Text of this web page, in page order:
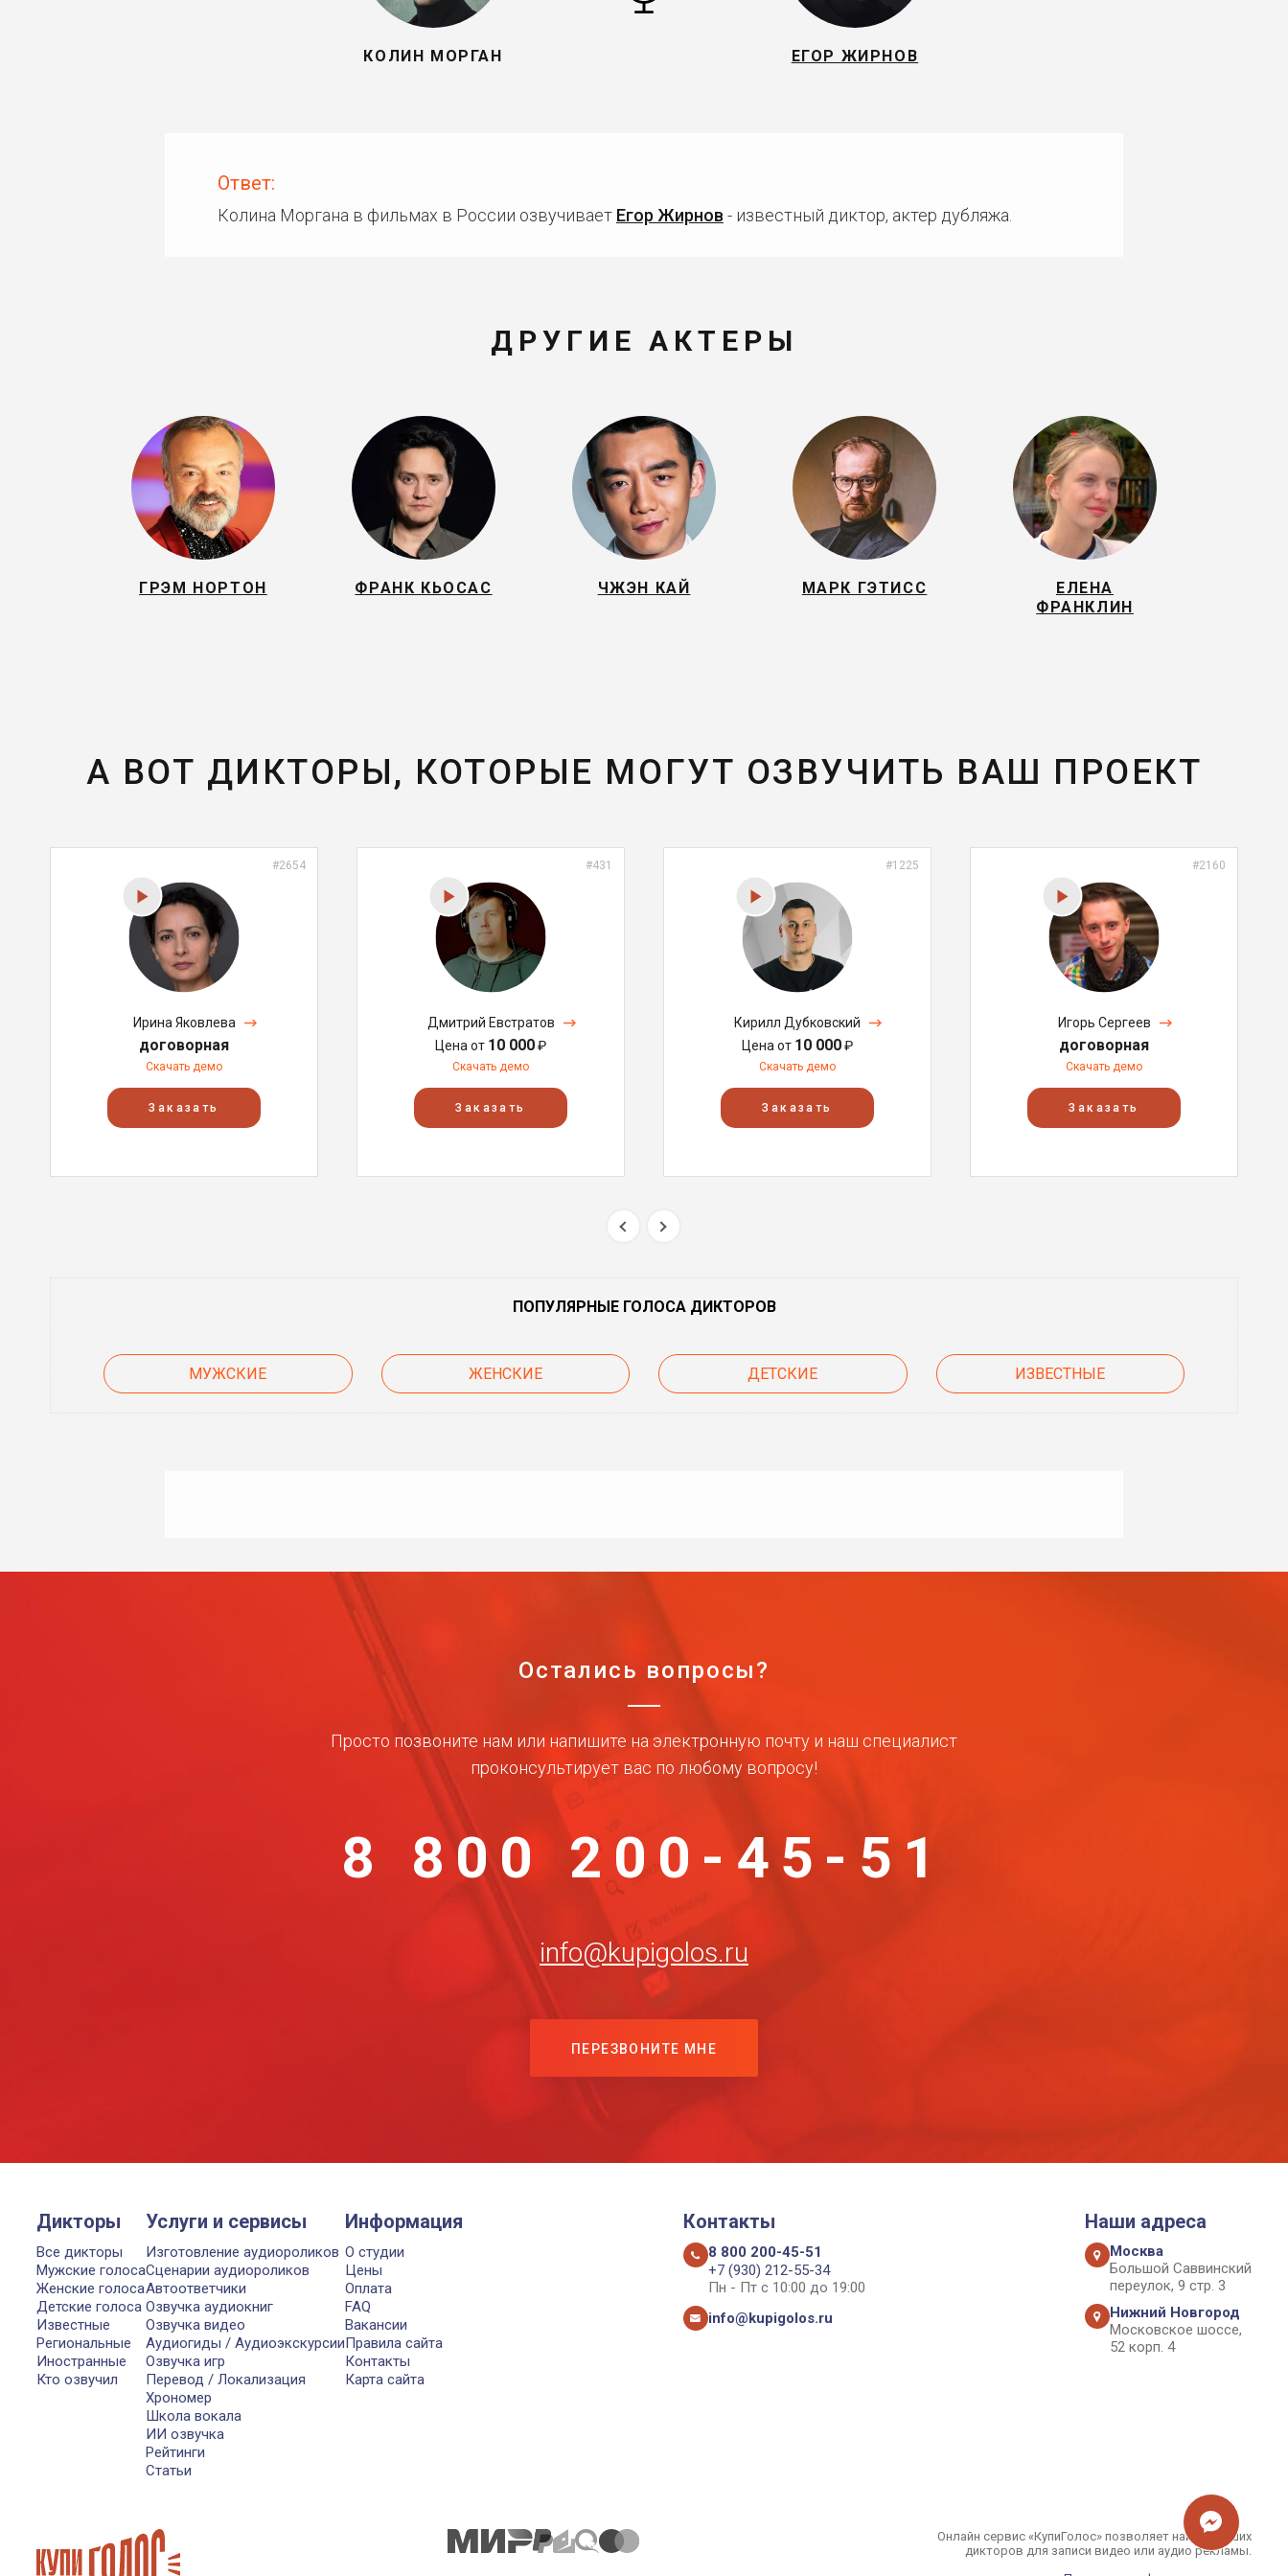
КОЛИН МОРГАН ЕГОР ЖИРНОВ
Ответ:
Колина Моргана в фильмах в России озвучивает Егор Жирнов - известный диктор, актер дубляжа.
ДРУГИЕ АКТЕРЫ
ГРЭМ НОРТОН ФРАНК КЬОСАС ЧЖЭН КАЙ МАРК ГЭТИСС
ЕЛЕНА
ФРАНКЛИН
А ВОТ ДИКТОРЫ, КОТОРЫЕ МОГУТ ОЗВУЧИТЬ ВАШ ПРОЕКТ
#2654
Ирина Яковлева
договорная
Скачать демо
Заказать
#431
Дмитрий Евстратов
Цена от 10 000₽
Скачать демо
Заказать
#1225
Кирилл Дубковский
Цена от 10 000₽
Скачать демо
Заказать
#2160
Игорь Сергеев
договорная
Скачать демо
Заказать
ПОПУЛЯРНЫЕ ГОЛОСА ДИКТОРОВ
МУЖСКИЕ ЖЕНСКИЕ ДЕТСКИЕ ИЗВЕСТНЫЕ
Остались вопросы?
Просто позвоните нам или напишите на электронную почту и наш специалист
проконсультирует вас по любому вопросу!
8 800 200-45-51
info@kupigolos.ru
ПЕРЕЗВОНИТЕ МНЕ
Дикторы
Все дикторы
Мужские голоса
Женские голоса
Детские голоса
Известные
Региональные
Иностранные
Кто озвучил
Услуги и сервисы
Изготовление аудиороликов
Сценарии аудиороликов
Автоответчики
Озвучка аудиокниг
Озвучка видео
Аудиогиды / Аудиоэкскурсии
Озвучка игр
Перевод / Локализация
Хрономер
Школа вокала
ИИ озвучка
Рейтинги
Статьи
Информация
О студии
Цены
Оплата
FAQ
Вакансии
Правила сайта
Контакты
Карта сайта
Контакты
8 800 200-45-51
+7 (930) 212-55-34
Пн - Пт с 10:00 до 19:00
info@kupigolos.ru
Наши адреса
Москва
Большой Саввинский
переулок, 9 стр. 3
Нижний Новгород
Московское шоссе,
52 корп. 4
Онлайн сервис «КупиГолос» позволяет найти лучших
дикторов для записи видео или аудио рекламы.